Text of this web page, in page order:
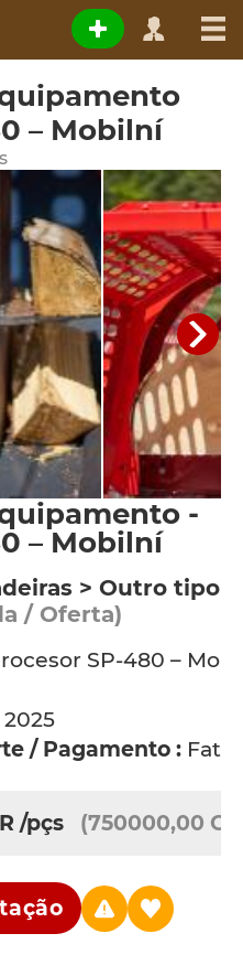
– Mobilní
-
– Mobilní
> Outro tipo
/ Oferta)
SP-480 –
2025
/ Pagamento :
/pçs (750000,00